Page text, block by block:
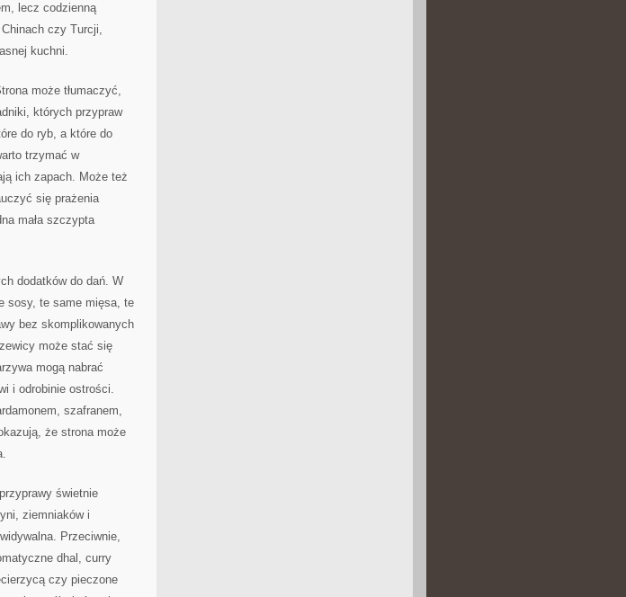
lecz codzienną
czy Turcji,
kuchni.
może tłumaczyć,
których przypraw
do ryb, a które do
trzymać w
ich zapach. Może też
się prażenia
mała szczypta
dodatków do dań. W
sosy, te same mięsa, te
bez skomplikowanych
może stać się
mogą nabrać
i odrobinie ostrości.
szafranem,
że strona może
świetnie
ziemniaków i
Przeciwnie,
dhal, curry
czy pieczone